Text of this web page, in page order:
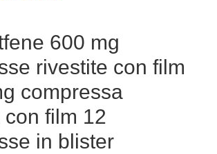
600 mg
rivestite con film
compressa
con film 12
in blister